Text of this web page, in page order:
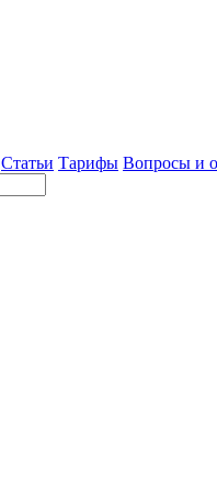
Статьи Тарифы Вопросы и